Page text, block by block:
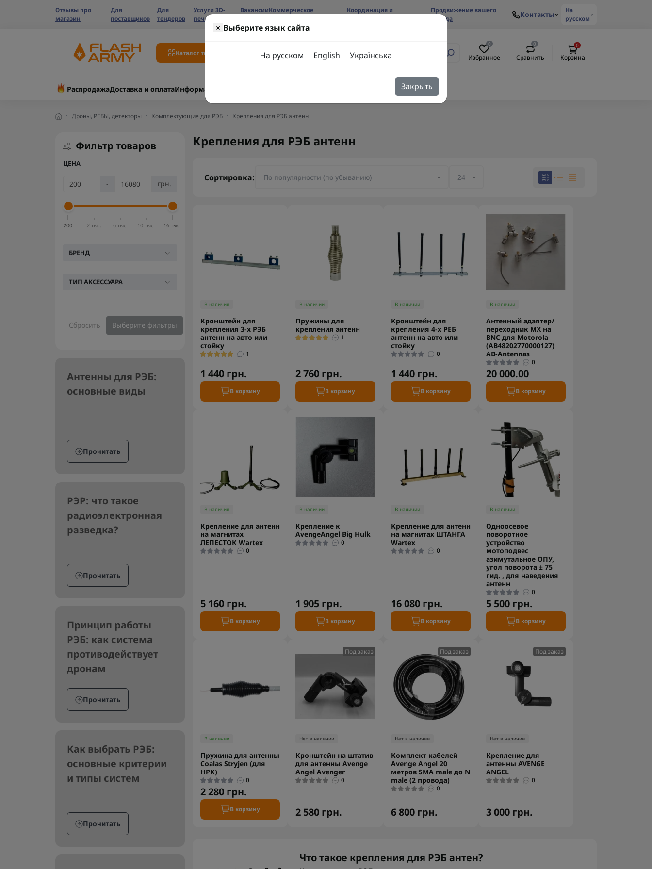
Отзывы про
магазин
Для
поставщиков
Для
тендеров
Услуги 3D-
печати
ВакансииКоммерческое
Координация и
Продвижение вашего
бренда
Контакты
На
русском
Каталог товаров
0
Избранное
0
Сравнить
0
Корзина
РаспродажаДоставка и оплатаИнформация
Дроны, РЕБЫ, детекторы Комплектующие для РЭБ Крепления для РЭБ антенн
× Выберите язык сайта
На русском English Українська
Закрыть
Фильтр товаров
ЦЕНА
- грн.
200 2 тыс. 6 тыс. 10 тыс. 16 тыс.
БРЕНД
ТИП АКСЕССУАРА
Сбросить Выберите фильтры
Антенны для РЭБ:
основные виды
Прочитать
РЭР: что такое
радиоэлектронная
разведка?
Прочитать
Принцип работы
РЭБ: как система
противодействует
дронам
Прочитать
Как выбрать РЭБ:
основные критерии
и типы систем
Прочитать
Крепления для РЭБ антенн
Сортировка:
В наличии
Кронштейн для
крепления 3-х РЭБ
антенн на авто или
стойку
1
1 440 грн.
В корзину
В наличии
Пружины для
крепления антенн
1
2 760 грн.
В корзину
В наличии
Кронштейн для
крепления 4-х РЕБ
антенн на авто или
стойку
0
1 440 грн.
В корзину
В наличии
Антенный адаптер/
переходник MX на
BNC для Motorola
(АB48202770000127)
AB-Antennas
0
20 000.00
В корзину
В наличии
Крепление для антенн
на магнитах
ЛЕПЕСТОК Wartex
0
5 160 грн.
В корзину
В наличии
Крепление к
AvengeAngel Big Hulk
0
1 905 грн.
В корзину
В наличии
Крепление для антенн
на магнитах ШТАНГА
Wartex
0
16 080 грн.
В корзину
В наличии
Одноосевое
поворотное
устройство
мотоподвес
азимутальное ОПУ,
угол поворота ± 75
гид. , для наведения
антенн
0
5 500 грн.
В корзину
В наличии
Пружина для антенны
Coalas Stryjen (для
НРК)
0
2 280 грн.
В корзину
Под заказ
Нет в наличии
Кронштейн на штатив
для антенны Avenge
Angel Avenger
0
2 580 грн.
Под заказ
Нет в наличии
Комплект кабелей
Avenge Angel 20
метров SMA male до N
male (2 провода)
0
6 800 грн.
Под заказ
Нет в наличии
Крепление для
антенны AVENGE
ANGEL
0
3 000 грн.
Что такое крепления для РЭБ антен?